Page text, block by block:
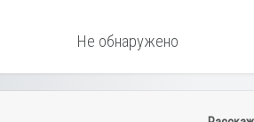
Не обнаружено